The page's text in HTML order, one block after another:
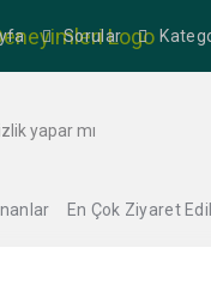
Sorular
yapar mı
En Çok Ziyaret